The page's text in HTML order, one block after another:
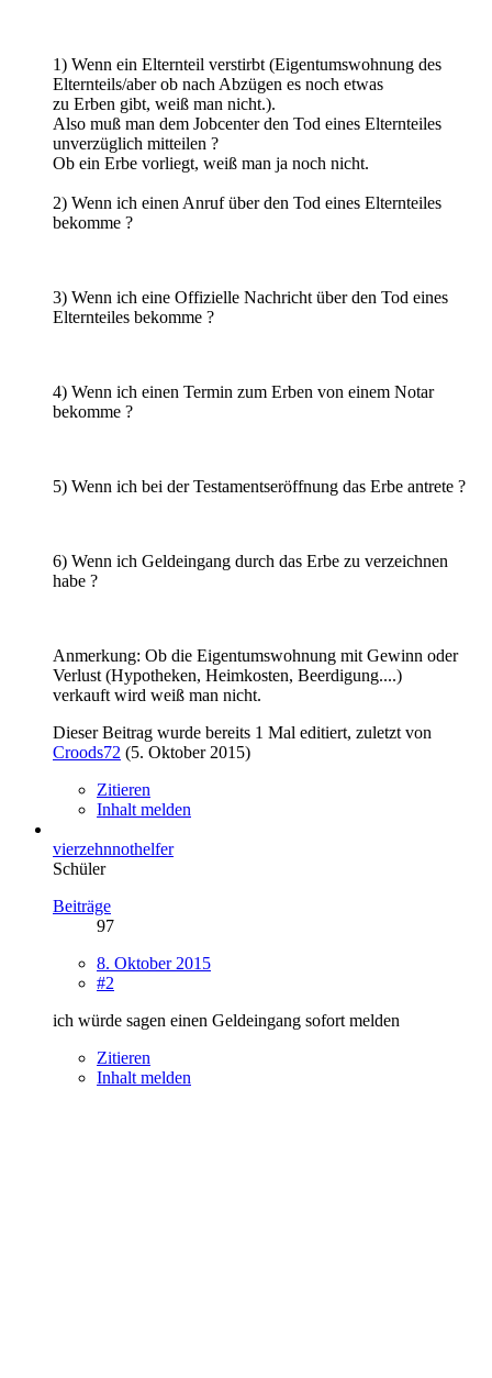
1) Wenn ein Elternteil verstirbt (Eigentumswohnung des
Elternteils/aber ob nach Abzügen es noch etwas
zu Erben gibt, weiß man nicht.).
Also muß man dem Jobcenter den Tod eines Elternteiles
unverzüglich mitteilen ?
Ob ein Erbe vorliegt, weiß man ja noch nicht.
2) Wenn ich einen Anruf über den Tod eines Elternteiles
bekomme ?
3) Wenn ich eine Offizielle Nachricht über den Tod eines
Elternteiles bekomme ?
4) Wenn ich einen Termin zum Erben von einem Notar
bekomme ?
5) Wenn ich bei der Testamentseröffnung das Erbe antrete ?
6) Wenn ich Geldeingang durch das Erbe zu verzeichnen
habe ?
Anmerkung: Ob die Eigentumswohnung mit Gewinn oder
Verlust (Hypotheken, Heimkosten, Beerdigung....)
verkauft wird weiß man nicht.
Dieser Beitrag wurde bereits 1 Mal editiert, zuletzt von
Croods72 (5. Oktober 2015)
Zitieren
Inhalt melden
vierzehnnothelfer
Schüler
Beiträge
97
8. Oktober 2015
#2
ich würde sagen einen Geldeingang sofort melden
Zitieren
Inhalt melden